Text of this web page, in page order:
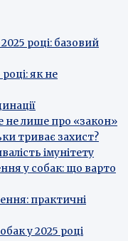
році: базовий
як не
не лише про «закон»
триває захист?
імунітету
у собак: що варто
практичні
у 2025 році